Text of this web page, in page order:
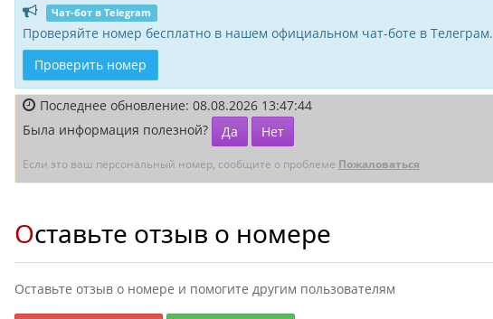
Чат-бот в Telegram
Проверяйте номер бесплатно в нашем официальном чат-боте в Телеграм.
Проверить номер
Последнее обновление: 08.08.2026 13:47:44
Была информация полезной?
Да Нет
Если это ваш персональный номер, сообщите о проблеме Пожаловаться
Оставьте отзыв о номере
Оставьте отзыв о номере и помогите другим пользователям